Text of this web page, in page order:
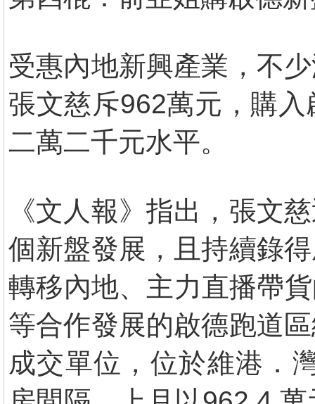
受惠內地新興產業，不
張文慈斥962萬元，購
二萬二千元水平。
《文人報》指出，張文
個新盤發展，且持續錄
轉移內地、主力直播帶
等合作發展的啟德跑道
成交單位，位於維港．